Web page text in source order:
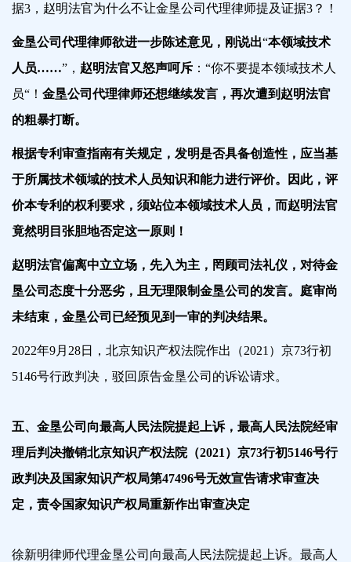
据3，赵明法官为什么不让金垦公司代理律师提及证据3？！
金垦公司代理律师欲进一步陈述意见，刚说出“本领域技术
人员……”， 赵明法官又怒声呵斥 ：“你不要提本领域技术人
员“ ！ 金垦公司代理律师还想继续发言，再次遭到赵明法官
的粗暴打断。
根据专利审查指南有关规定，发明是否具备创造性，应当基
于所属技术领域的技术人员知识和能力进行评价。因此，评
价本专利的权利要求，须站位本领域技术人员，而赵明法官
竟然明目张胆地否定这一原则！
赵明法官偏离中立立场，先入为主，罔顾司法礼仪，对待金
垦公司态度十分恶劣，且无理限制金垦公司的发言。庭审尚
未结束，金垦公司已经预见到一审的判决结果。
2022年9月28日，北京知识产权法院作出（2021）京73行初
5146号行政判决，驳回原告金垦公司的诉讼请求。
五、金垦公司向最高人民法院提起上诉，最高人民法院经审
理后判决撤销北京知识产权法院（2021）京73行初5146号行
政判决及国家知识产权局第47496号无效宣告请求审查决
定，责令国家知识产权局重新作出审查决定
徐新明律师代理金垦公司向最高人民法院提起上诉。最高人